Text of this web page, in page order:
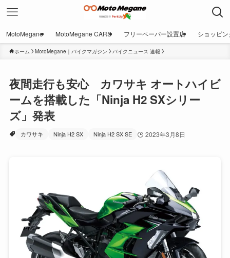
MotoMegane MotoMegane CARS フリーペーパー設置店 ショッピン
ホーム MotoMegane｜バイクマガジン バイクニュース 速報
夜間走行も安心 カワサキ オートハイビ
ームを搭載した「Ninja H2 SXシリー
ズ」発表
カワサキ Ninja H2 SX Ninja H2 SX SE 2023年3月8日